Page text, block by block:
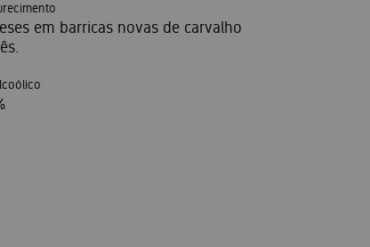
em barricas novas de carvalho